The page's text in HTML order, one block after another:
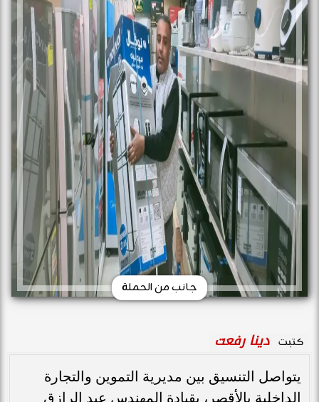
جانب من الحملة
كتبت دينا رفعت
يتواصل التنسيق بين مديرية التموين والتجارة
الداخلية بالأقصر، بقيادة المهندس عبد الرازق